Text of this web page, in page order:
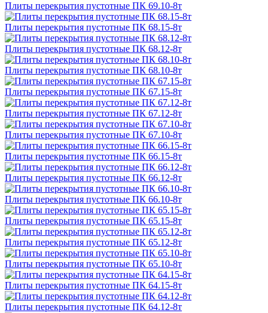
Плиты перекрытия пустотные ПК 69.10-8т
Плиты перекрытия пустотные ПК 68.15-8т
Плиты перекрытия пустотные ПК 68.12-8т
Плиты перекрытия пустотные ПК 68.10-8т
Плиты перекрытия пустотные ПК 67.15-8т
Плиты перекрытия пустотные ПК 67.12-8т
Плиты перекрытия пустотные ПК 67.10-8т
Плиты перекрытия пустотные ПК 66.15-8т
Плиты перекрытия пустотные ПК 66.12-8т
Плиты перекрытия пустотные ПК 66.10-8т
Плиты перекрытия пустотные ПК 65.15-8т
Плиты перекрытия пустотные ПК 65.12-8т
Плиты перекрытия пустотные ПК 65.10-8т
Плиты перекрытия пустотные ПК 64.15-8т
Плиты перекрытия пустотные ПК 64.12-8т